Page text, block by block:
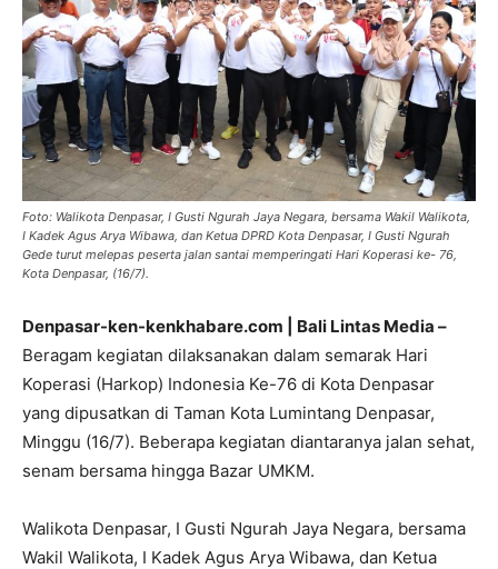
Foto: Walikota Denpasar, I Gusti Ngurah Jaya Negara, bersama Wakil Walikota,
I Kadek Agus Arya Wibawa, dan Ketua DPRD Kota Denpasar, I Gusti Ngurah
Gede turut melepas peserta jalan santai memperingati Hari Koperasi ke- 76,
Kota Denpasar, (16/7).
Denpasar-ken-kenkhabare.com | Bali Lintas Media –
Beragam kegiatan dilaksanakan dalam semarak Hari
Koperasi (Harkop) Indonesia Ke-76 di Kota Denpasar
yang dipusatkan di Taman Kota Lumintang Denpasar,
Minggu (16/7). Beberapa kegiatan diantaranya jalan sehat,
senam bersama hingga Bazar UMKM.
Walikota Denpasar, I Gusti Ngurah Jaya Negara, bersama
Wakil Walikota, I Kadek Agus Arya Wibawa, dan Ketua